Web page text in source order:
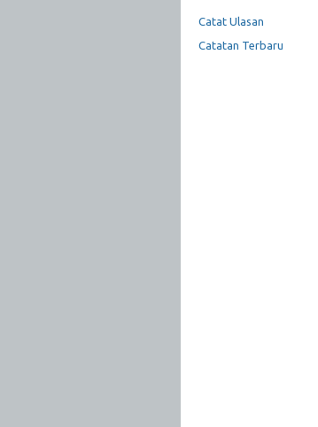
Catat Ulasan
Catatan Terbaru